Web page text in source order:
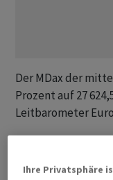
Der MDax der
Prozent auf 27
Leitbarometer
Börsen negativ
Ihre Privatsphäre